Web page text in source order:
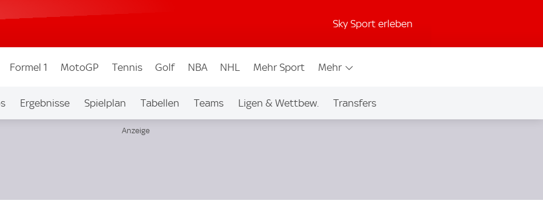
Sky Sport erleben
Formel 1 MotoGP Tennis Golf NBA NHL Mehr Sport Mehr
Ergebnisse Spielplan Tabellen Teams Ligen & Wettbew. Transfers